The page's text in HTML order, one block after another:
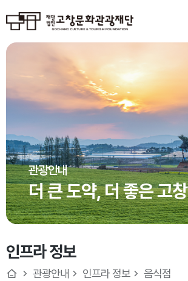
관광안내
더 큰 도약, 더 좋은 고창
인프라 정보
관광안내 인프라 정보 음식점